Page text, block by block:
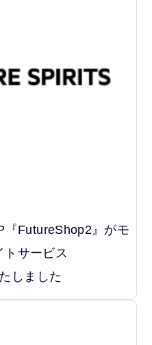
『FutureShop2』がモ
サービス
しました